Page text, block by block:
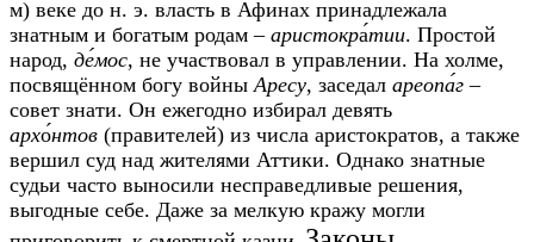
м) веке до н. э. власть в Афинах принадлежала
знатным и богатым родам – аристокра́тии. Простой
народ, де́мос, не участвовал в управлении. На холме,
посвящённом богу войны Аресу, заседал ареопа́г –
совет знати. Он ежегодно избирал девять
архо́нтов (правителей) из числа аристократов, а также
вершил суд над жителями Аттики. Однако знатные
судьи часто выносили несправедливые решения,
выгодные себе. Даже за мелкую кражу могли